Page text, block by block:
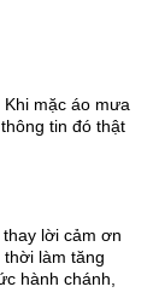
mặc áo mưa
tin đó thật
lời cảm ơn
làm tăng
hành chánh,